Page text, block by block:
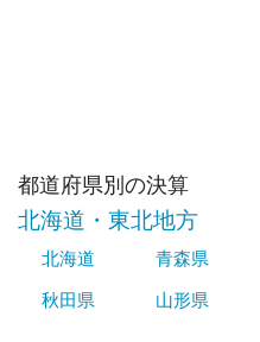
都道府県別の決算
北海道・東北地方
北海道 青森県
秋田県
山形県